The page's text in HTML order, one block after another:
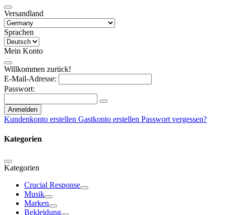
Versandland
Sprachen
Mein Konto
Willkommen zurück!
E-Mail-Adresse:
Passwort:
Anmelden
Kundenkonto erstellen Gastkonto erstellen Passwort vergessen?
Kategorien
Kategorien
Crucial Response
Musik
Marken
Bekleidung